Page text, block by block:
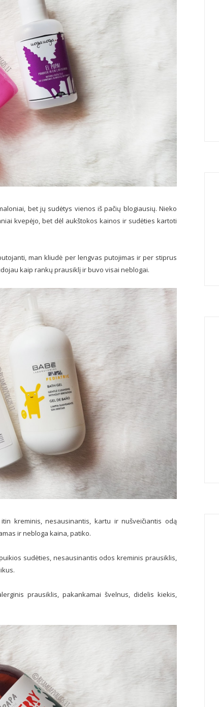
bet jų sudėtys vienos iš pačių blogiausių. Nieko
kvepėjo, bet dėl aukštokos kainos ir sudėties kartoti
man kliudė per lengvas putojimas ir per stiprus
kaip rankų prausiklį ir buvo visai neblogai.
kreminis, nesausinantis, kartu ir nušveičiantis odą
ir nebloga kaina, patiko.
sudėties, nesausinantis odos kreminis prausiklis,
prausiklis, pakankamai švelnus, didelis kiekis,